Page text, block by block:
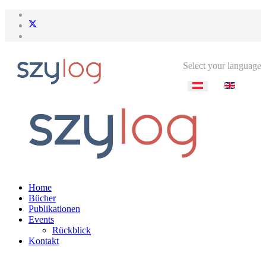
Select your language
Home
Bücher
Publikationen
Events
Rückblick
Kontakt